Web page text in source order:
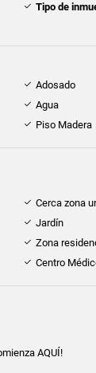
Tipo de
Adosado
Agua
Piso Madera
Cerca zona
Jardín
Zona
Centro
AQUÍ!